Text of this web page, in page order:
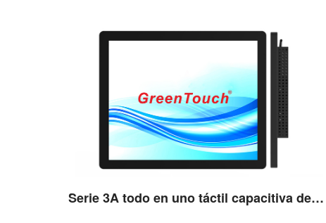
Serie 3A todo en uno táctil capacitiva de 19''